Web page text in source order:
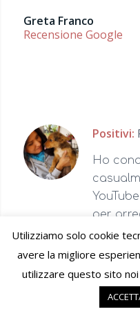
Greta Franco
Recensione Google
Positivi:
Ho
per
appena
subito
nel
arredo
Utilizziamo solo cookie
avere la migliore
utilizzare questo sito